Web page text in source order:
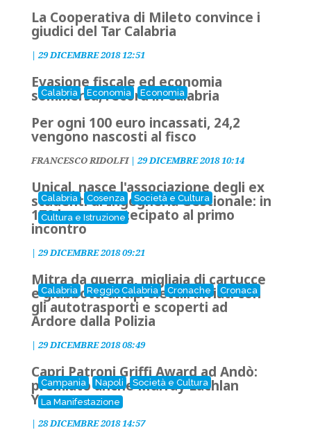
La Cooperativa di Mileto convince i
giudici del Tar Calabria
| 29 DICEMBRE 2018 12:51
Calabria Economia Economia
Evasione fiscale ed economia
sommersa, record in Calabria
Per ogni 100 euro incassati, 24,2
vengono nascosti al fisco
FRANCESCO RIDOLFI| 29 DICEMBRE 2018 10:14
Calabria Cosenza
Società e Cultura
Cultura e Istruzione
Unical, nasce l'associazione degli ex
studenti di Ingegneria Gestionale: in
170 hanno partecipato al primo
incontro
| 29 DICEMBRE 2018 09:21
Calabria Reggio Calabria Cronache Cronaca
Mitra da guerra, migliaia di cartucce
e giubbotti antiproiettili inviati con
gli autotrasporti e scoperti ad
Ardore dalla Polizia
| 29 DICEMBRE 2018 08:49
Campania Napoli
Società e Cultura
La Manifestazione
Capri Patroni Griffi Award ad Andò:
premiato anche Murray Lachlan
Young
| 28 DICEMBRE 2018 14:57